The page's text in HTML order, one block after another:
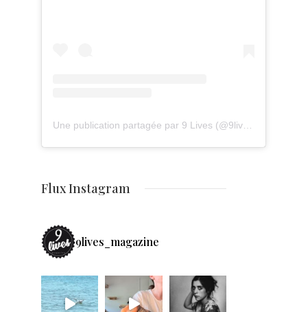
Flux Instagram
9lives_magazine